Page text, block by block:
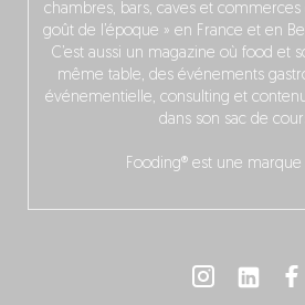
chambres, bars, caves et
goût de l’époque » en France et en
C’est aussi un magazine où food et
même table, des événements
événementielle, consulting et
dans son sac de
Fooding® est une marque